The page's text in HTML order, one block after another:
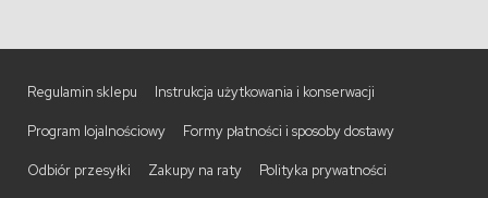
Regulamin sklepu Instrukcja użytkowania i konserwacji
Program lojalnościowy Formy płatności i sposoby dostawy
Odbiór przesyłki Zakupy na raty Polityka prywatności